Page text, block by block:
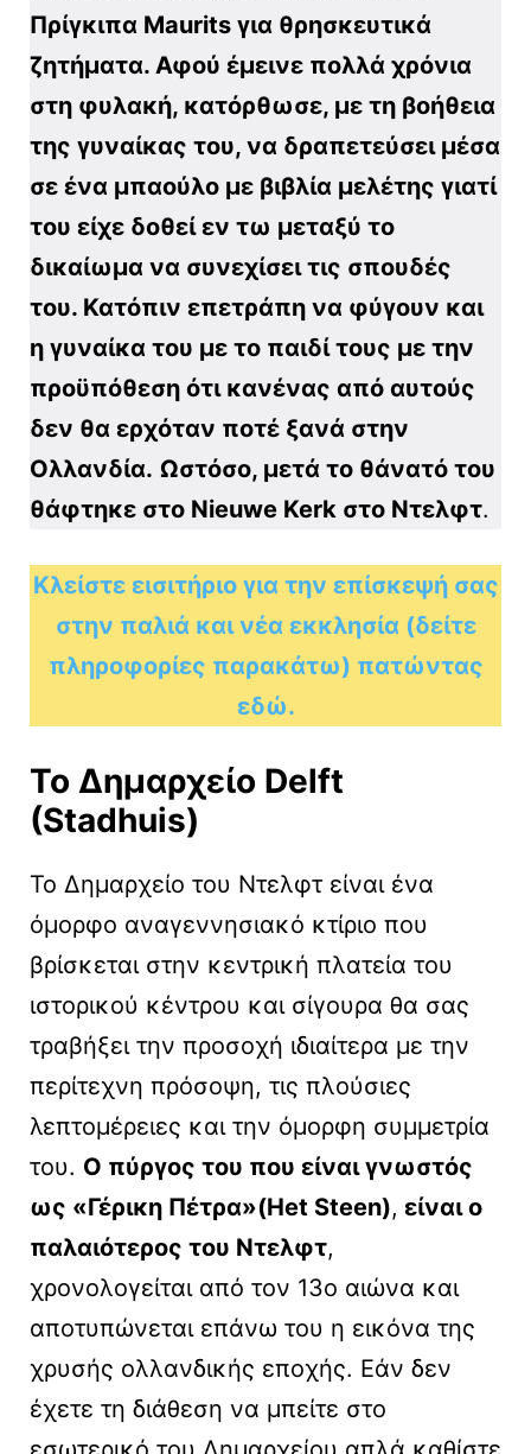
Πρίγκιπα Maurits για θρησκευτικά
ζητήματα. Αφού έμεινε πολλά χρόνια
στη φυλακή, κατόρθωσε, με τη βοήθεια
της γυναίκας του, να δραπετεύσει μέσα
σε ένα μπαούλο με βιβλία μελέτης γιατί
του είχε δοθεί εν τω μεταξύ το
δικαίωμα να συνεχίσει τις σπουδές
του. Κατόπιν επετράπη να φύγουν και
η γυναίκα του με το παιδί τους με την
προϋπόθεση ότι κανένας από αυτούς
δεν θα ερχόταν ποτέ ξανά στην
Ολλανδία. Ωστόσο, μετά το θάνατό του
θάφτηκε στο Nieuwe Kerk στο Ντελφτ.
Κλείστε εισιτήριο για την επίσκεψή σας
στην παλιά και νέα εκκλησία (δείτε
πληροφορίες παρακάτω) πατώντας
εδώ.
Το Δημαρχείο Delft
(Stadhuis)
Το Δημαρχείο του Ντελφτ είναι ένα
όμορφο αναγεννησιακό κτίριο που
βρίσκεται στην κεντρική πλατεία του
ιστορικού κέντρου και σίγουρα θα σας
τραβήξει την προσοχή ιδιαίτερα με την
περίτεχνη πρόσοψη, τις πλούσιες
λεπτομέρειες και την όμορφη συμμετρία
του. Ο πύργος του που είναι γνωστός
ως «Γέρικη Πέτρα»(Het Steen), είναι ο
παλαιότερος του Ντελφτ,
χρονολογείται από τον 13ο αιώνα και
αποτυπώνεται επάνω του η εικόνα της
χρυσής ολλανδικής εποχής. Εάν δεν
έχετε τη διάθεση να μπείτε στο